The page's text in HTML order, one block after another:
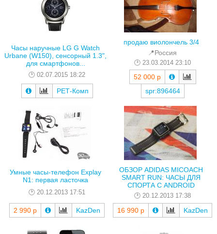
Часы наручные LG G Watch
Urbane (W150), сенсорный 1.3",
для смартфонов...
02.07.2015 18:22
РЕТ-Комп
продаю виолончель 3/4
📍Россия
23.03.2014 23:10
52 000 р
spr:896464
Умные часы-телефон Explay
N1: первая ласточка
20.12.2013 17:51
2 990 р KazDen
ОБЗОР ADIDAS MICOACH
SMART RUN: ЧАСЫ ДЛЯ
СПОРТА С ANDROID
20.12.2013 17:38
16 990 р KazDen